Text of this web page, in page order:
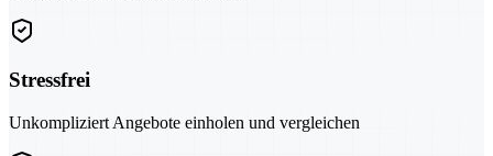
Stressfrei
Unkompliziert Angebote einholen und vergleichen